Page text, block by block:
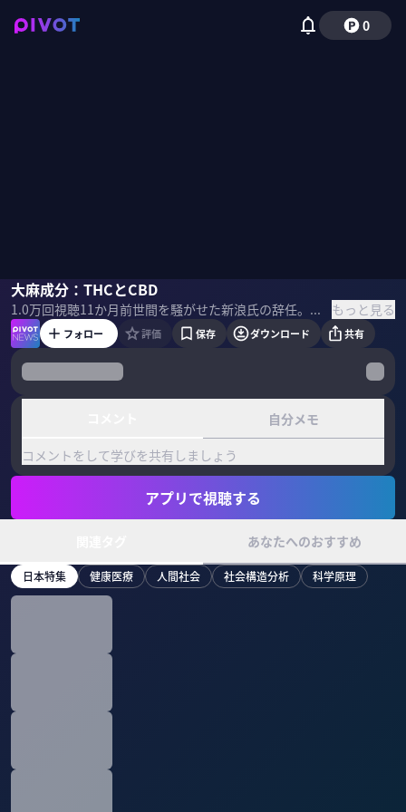
0
大麻成分：THCとCBD
1.0万回視聴11か月前 世間を騒がせた新浪氏の辞任。大麻成分のTHCとCBDはどう違うのか、日本の法制度の現状はどうなっているのか。精神科医の松本俊彦氏が徹底解説。 ＜ゲスト＞ 松本俊彦｜精神科医 国立精神・神経医療研究センター精神保健研究所薬物依存研究部部長。1993年佐賀医科大学卒業後、精神科医としてキャリアを重ねる。司法精神医学や自殺予防の研究を経て、現在は薬物依存症の治療研究を専門に。 ＜目次＞ もっと見る
松本俊彦小手森千紗
フォロー 評価 保存 ダウンロード 共有
自分メモ
コメントをして学びを共有しましょう
アプリで視聴する
あなたへのおすすめ
日本特集 健康医療 人間社会 社会構造分析 科学原理